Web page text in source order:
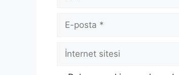
posta
İnternet
sitesi